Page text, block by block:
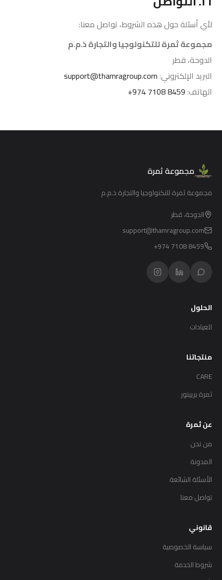
لأي أسئلة حول هذه الشروط، تواصل معنا:
مجموعة ثمرة للتكنولوجيا والتجارة ذ.م.م
الدوحة، قطر
البريد الإلكتروني:support@thamragroup.com
الهاتف:+974 7108 8459
مجموعة ثمرة
مجموعة ثمرة للتكنولوجيا والتجارة ذ.م.م
الدوحة، قطر
support@thamragroup.com
+974 7108 8459
الحلول
للعيادات
منتجاتنا
CARE
ثمرة بريينور
عن ثمرة
من نحن
المدونة
الأسئلة الشائعة
تواصل معنا
قانوني
سياسة الخصوصية
شروط الخدمة